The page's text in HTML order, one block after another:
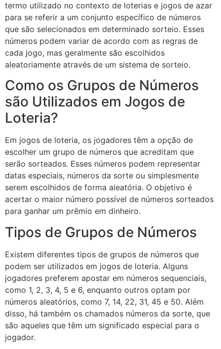
termo utilizado no contexto de loterias e jogos de azar
para se referir a um conjunto específico de números
que são selecionados em determinado sorteio. Esses
números podem variar de acordo com as regras de
cada jogo, mas geralmente são escolhidos
aleatoriamente através de um sistema de sorteio.
Como os Grupos de Números
são Utilizados em Jogos de
Loteria?
Em jogos de loteria, os jogadores têm a opção de
escolher um grupo de números que acreditam que
serão sorteados. Esses números podem representar
datas especiais, números da sorte ou simplesmente
serem escolhidos de forma aleatória. O objetivo é
acertar o maior número possível de números sorteados
para ganhar um prêmio em dinheiro.
Tipos de Grupos de Números
Existem diferentes tipos de grupos de números que
podem ser utilizados em jogos de loteria. Alguns
jogadores preferem apostar em números sequenciais,
como 1, 2, 3, 4, 5 e 6, enquanto outros optam por
números aleatórios, como 7, 14, 22, 31, 45 e 50. Além
disso, há também os chamados números da sorte, que
são aqueles que têm um significado especial para o
jogador.